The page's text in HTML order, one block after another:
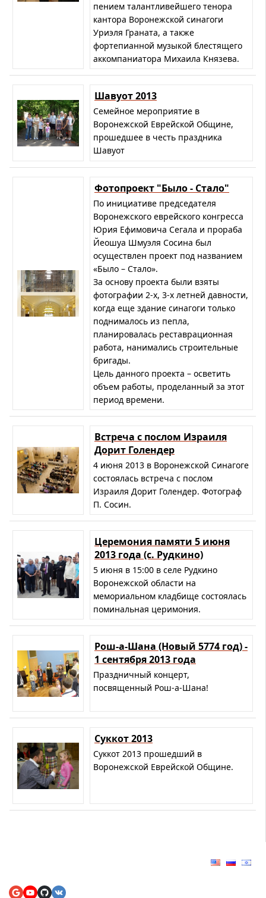
пением талантливейшего тенора
кантора Воронежской синагоги
Уриэля Граната, а также
фортепианной музыкой блестящего
аккомпаниатора Михаила Князева.
Шавуот 2013
Семейное мероприятие в
Воронежской Еврейской Общине,
прошедшее в честь праздника
Шавуот
Фотопроект "Было - Стало"
По инициативе председателя
Воронежского еврейского конгресса
Юрия Ефимовича Сегала и прораба
Йеошуа Шмуэля Сосина был
осуществлен проект под названием
«Было – Стало».
За основу проекта были взяты
фотографии 2-х, 3-х летней давности,
когда еще здание синагоги только
поднималось из пепла,
планировалась реставрационная
работа, нанимались строительные
бригады.
Цель данного проекта – осветить
объем работы, проделанный за этот
период времени.
Встреча с послом Израиля
Дорит Голендер
4 июня 2013 в Воронежской Синагоге
состоялась встреча с послом
Израиля Дорит Голендер. Фотограф
П. Сосин.
Церемония памяти 5 июня
2013 года (с. Рудкино)
5 июня в 15:00 в селе Рудкино
Воронежской области на
мемориальном кладбище состоялась
поминальная церимония.
Рош-а-Шана (Новый 5774 год) -
1 сентября 2013 года
Праздничный концерт,
посвященный Рош-а-Шана!
Суккот 2013
Суккот 2013 прошедший в
Воронежской Еврейской Общине.